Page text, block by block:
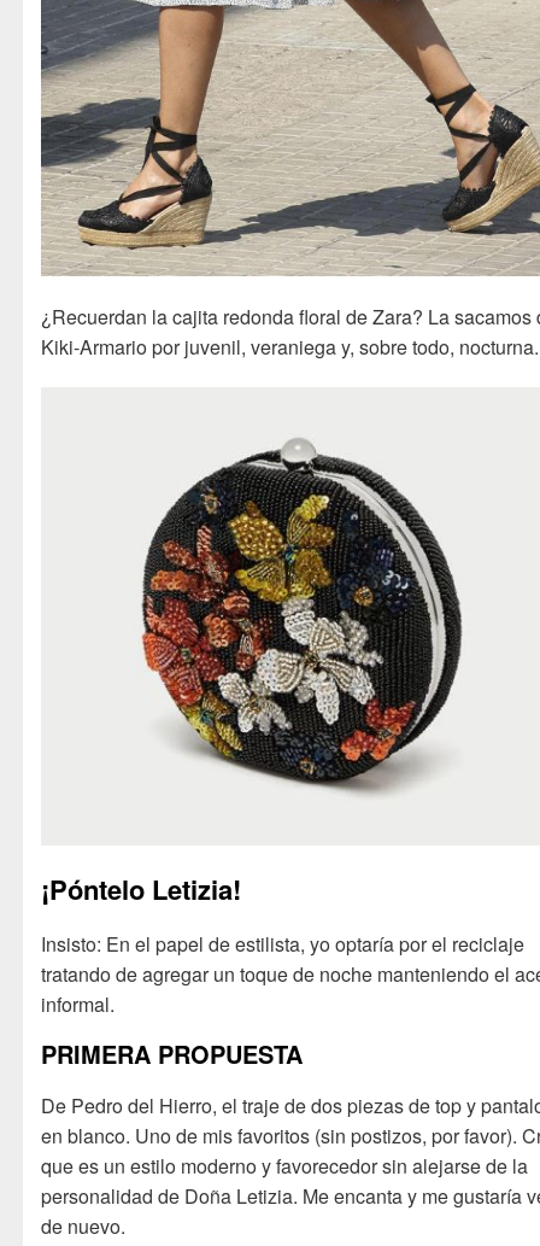
¿Recuerdan la cajita redonda floral de Zara? La sacamos
Kiki-Armario por juvenil, veraniega y, sobre todo, nocturna.
¡Póntelo Letizia!
Insisto: En el papel de estilista, yo optaría por el reciclaje
tratando de agregar un toque de noche manteniendo el
informal.
PRIMERA PROPUESTA
De Pedro del Hierro, el traje de dos piezas de top y
en blanco. Uno de mis favoritos (sin postizos, por favor).
que es un estilo moderno y favorecedor sin alejarse de la
personalidad de Doña Letizia. Me encanta y me gustaría
de nuevo.